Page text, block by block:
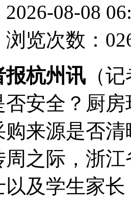
08-08
浏览次数：
报杭州讯 （
安全？厨
购来源是否
周之际，浙
及学生家